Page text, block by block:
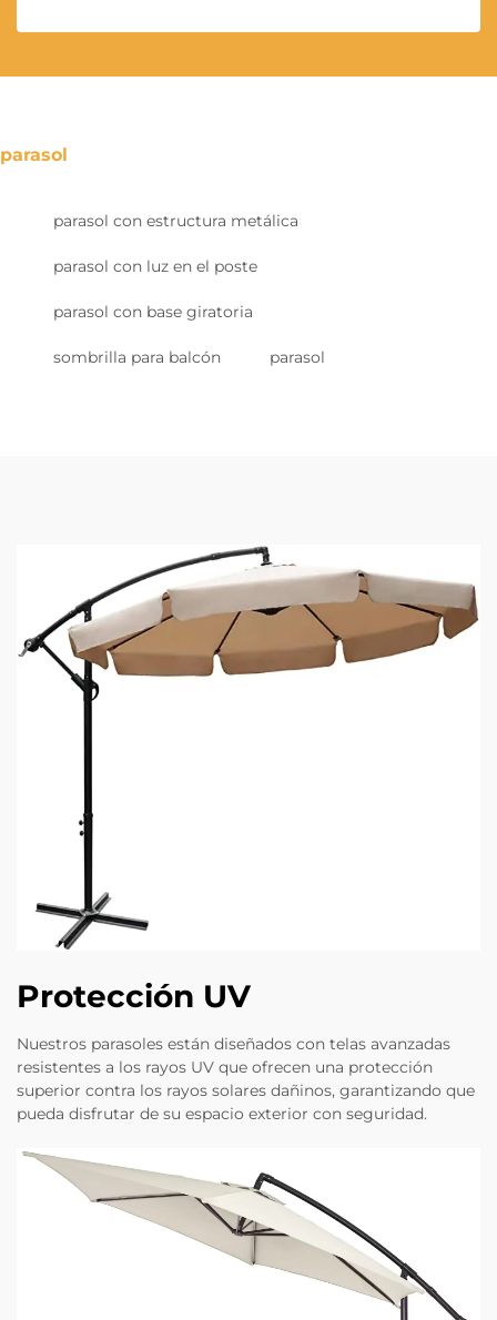
parasol
parasol con estructura metálica
parasol con luz en el poste
parasol con base giratoria
sombrilla para balcón parasol
Protección UV
Nuestros parasoles están diseñados con telas avanzadas
resistentes a los rayos UV que ofrecen una protección
superior contra los rayos solares dañinos, garantizando que
pueda disfrutar de su espacio exterior con seguridad.